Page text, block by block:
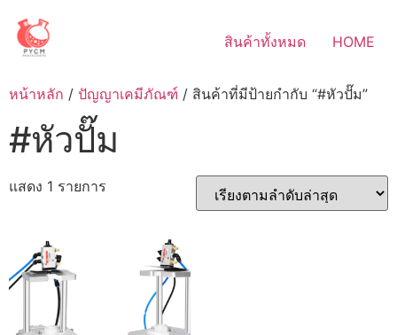
content
สินค้าทั้งหมด HOME
หน้าหลัก / ปัญญาเคมีภัณฑ์ / สินค้าที่มีป้ายกำกับ “#หัวปั๊ม”
#หัวปั๊ม
แสดง 1 รายการ